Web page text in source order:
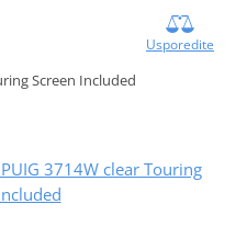
Usporedite
Screen Included
3714W clear Touring